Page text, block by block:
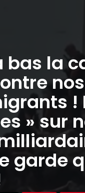
bas la
!
» sur
garde